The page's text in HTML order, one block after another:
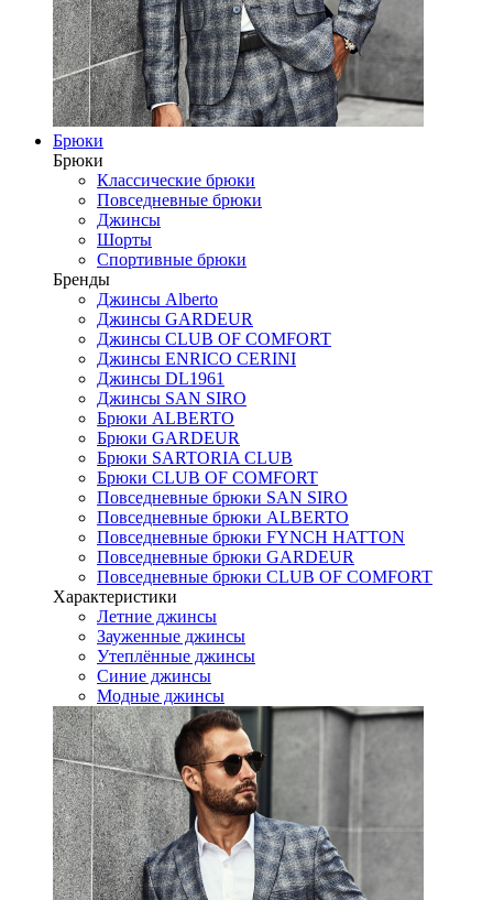
Брюки
Брюки
Классические брюки
Повседневные брюки
Джинсы
Шорты
Спортивные брюки
Бренды
Джинсы Alberto
Джинсы GARDEUR
Джинсы CLUB OF COMFORT
Джинсы ENRICO CERINI
Джинсы DL1961
Джинсы SAN SIRO
Брюки ALBERTO
Брюки GARDEUR
Брюки SARTORIA CLUB
Брюки CLUB OF COMFORT
Повседневные брюки SAN SIRO
Повседневные брюки ALBERTO
Повседневные брюки FYNCH HATTON
Повседневные брюки GARDEUR
Повседневные брюки CLUB OF COMFORT
Характеристики
Летние джинсы
Зауженные джинсы
Утеплённые джинсы
Синие джинсы
Модные джинсы